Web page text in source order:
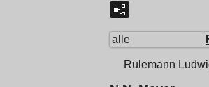
alle
Rulemann